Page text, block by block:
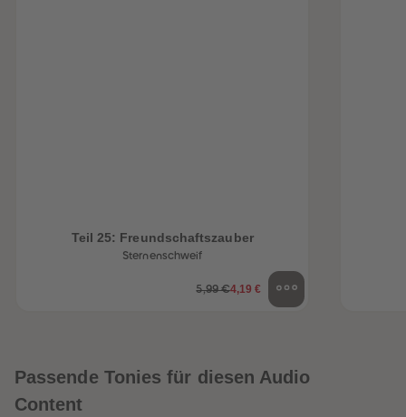
Teil 25: Freundschaftszauber
Sternenschweif
5,99 €4,19 €
Passende Tonies für diesen Audio
Content